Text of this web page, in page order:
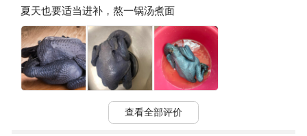
夏天也要适当进补，熬一锅汤煮面
查看全部评价